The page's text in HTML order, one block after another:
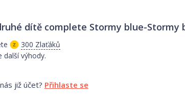
dítě complete Stormy blue-Stormy
300 Zlaťáků
další výhody.
již účet? Přihlaste se